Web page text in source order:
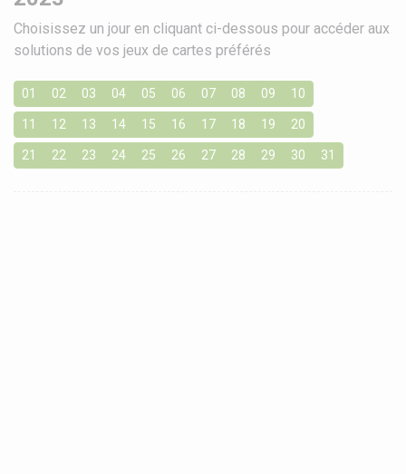
Choisissez un jour en cliquant ci-dessous pour accéder aux
solutions de vos jeux de cartes préférés
01 02 03 04 05 06 07 08 09 10
11 12 13 14 15 16 17 18 19 20
21 22 23 24 25 26 27 28 29 30 31